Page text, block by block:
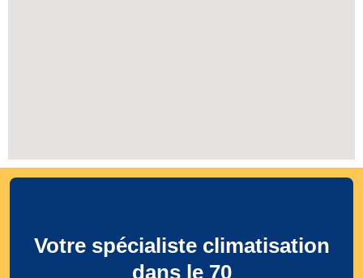
Votre spécialiste climatisation
dans le 70